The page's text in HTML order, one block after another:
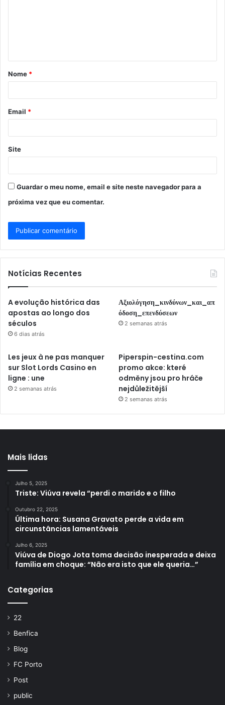
á
r
*
Nome *
Email *
Site
Guardar o meu nome, email e site neste navegador para a
próxima vez que eu comentar.
Notícias Recentes
A evolução histórica das
apostas ao longo dos
séculos
6 dias atrás
Αξιολόγηση_κινδύνων_και_απ
όδοση_επενδύσεων
2 semanas atrás
Les jeux à ne pas manquer
sur Slot Lords Casino en
ligne : une
2 semanas atrás
Piperspin-cestina.com
promo akce: které
odměny jsou pro hráče
nejdůležitější
2 semanas atrás
Mais lidas
Julho 5, 2025
Triste: Viúva revela “perdi o marido e o filho
Outubro 22, 2025
Última hora: Susana Gravato perde a vida em
circunstâncias lamentáveis
Julho 6, 2025
Viúva de Diogo Jota toma decisão inesperada e deixa
família em choque: “Não era isto que ele queria…”
Categorias
22
Benfica
Blog
FC Porto
Post
public